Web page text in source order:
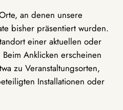
an denen unsere
bisher präsentiert wurden.
einer aktuellen oder
Anklicken erscheinen
zu Veranstaltungsorten,
Installationen oder